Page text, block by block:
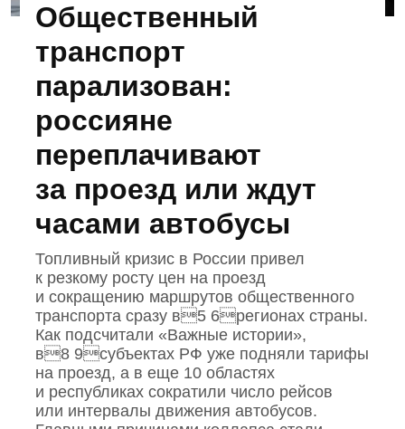
Общественный
транспорт
парализован:
россияне
переплачивают
за проезд или ждут
часами автобусы
Топливный кризис в России привел
к резкому росту цен на проезд
и сокращению маршрутов общественного
транспорта сразу в5 6регионах страны.
Как подсчитали «Важные истории»,
в8 9субъектах РФ уже подняли тарифы
на проезд, а в еще 10 областях
и республиках сократили число рейсов
или интервалы движения автобусов.